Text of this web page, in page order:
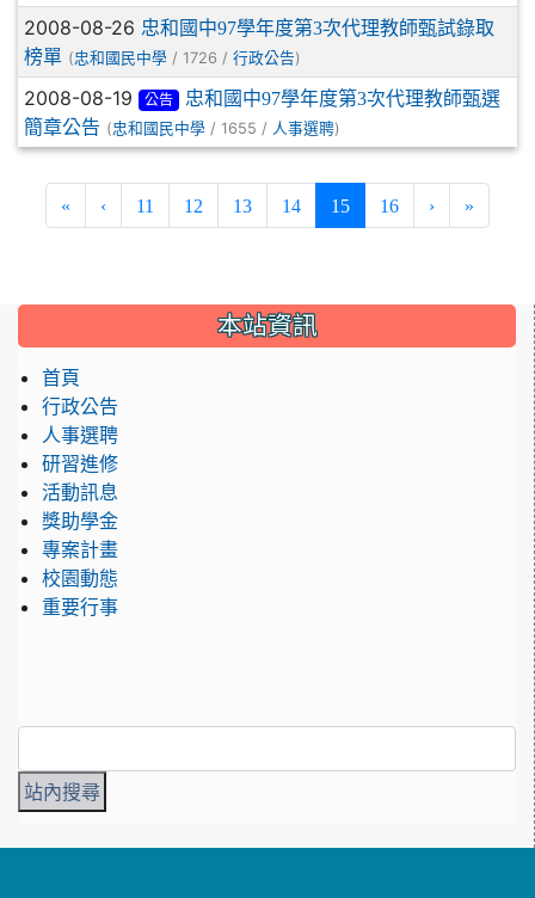
2008-08-26 忠和國中97學年度第3次代理教師甄試錄取
榜單 (忠和國民中學 / 1726 / 行政公告)
2008-08-19 公告
忠和國中97學年度第3次代理教師甄選
簡章公告 (忠和國民中學 / 1655 / 人事選聘)
« ‹ 11 12 13 14 15(current)
16 › »
::: 本站資訊
首頁
行政公告
人事選聘
研習進修
活動訊息
獎助學金
專案計畫
校園動態
重要行事